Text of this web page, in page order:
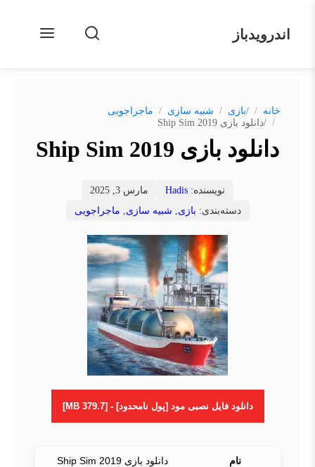
اندرویدباز
خانه /بازی شبیه سازی
ماجراجویی
/دانلود بازی Ship Sim 2019
دانلود بازی Ship Sim 2019
نویسنده: Hadis
مارس 3, 2025
دسته‌بندی: بازی, شبیه سازی, ماجراجویی
دانلود فایل نصبی مود [پول نامحدود] - [379.7 MB]
نام دانلود بازی Ship Sim 2019